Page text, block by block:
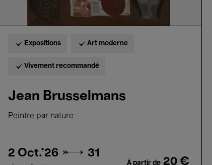
Expositions Art moderne
Vivement recommandé
Jean Brusselmans
Peintre par nature
2 Oct.'26 → 31
À partir de 20 €